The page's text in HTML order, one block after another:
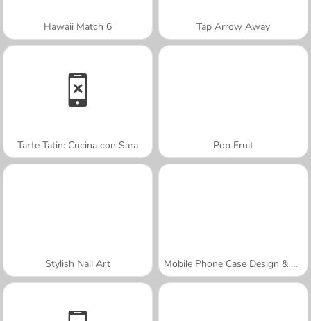
Hawaii Match 6 Tap Arrow Away
Tarte Tatin: Cucina con Sara Pop Fruit
Stylish Nail Art Mobile Phone Case Design & DIY